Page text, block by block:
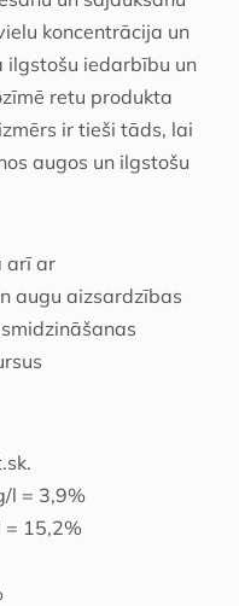
koncentrācija un
ilgstošu iedarbību un
retu produkta
ir tieši tāds, lai
augos un ilgstošu
arī ar
augu aizsardzības
l = 3,9%
= 15,2%